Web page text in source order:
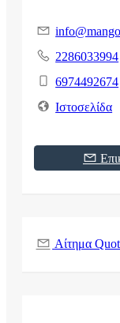
2286033994
6974492674
Ιστοσελίδα
Αίτημα